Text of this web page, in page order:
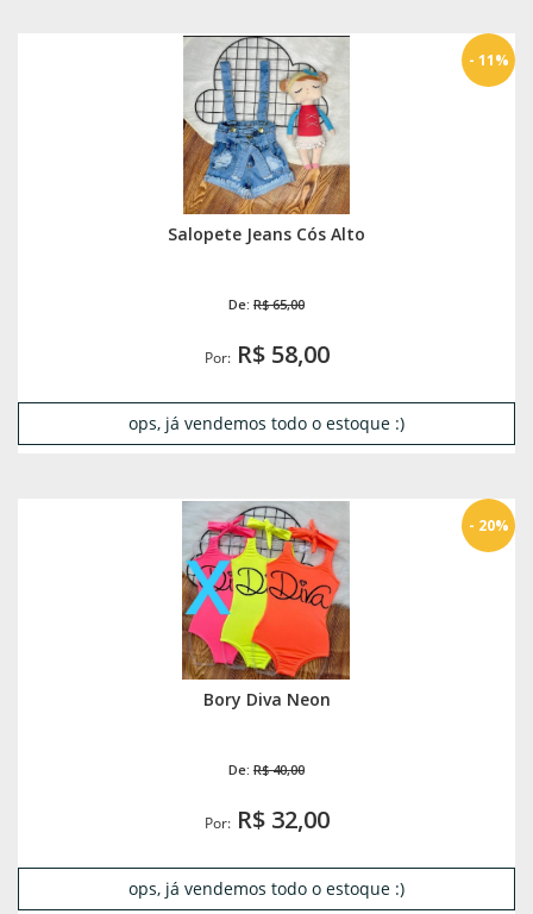
Salopete Jeans Cós Alto
De: R$ 65,00
Por:R$ 58,00
- 11%
ops, já vendemos todo o estoque :)
Bory Diva Neon
De: R$ 40,00
Por:R$ 32,00
- 20%
ops, já vendemos todo o estoque :)